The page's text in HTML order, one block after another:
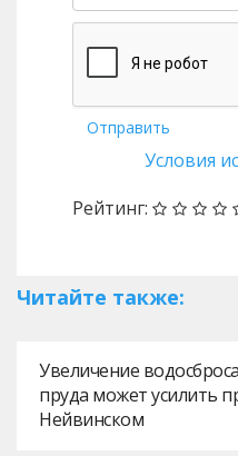
Отправить
Условия
Рейтинг:
Читайте также:
Увеличение
пруда может усилить
Нейвинском